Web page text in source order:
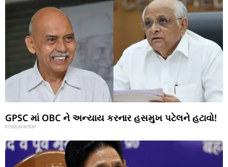
GPSC માં OBC ને અન્યાય કરનાર હસમુખ પટેલને હટાવો!
khabarantar